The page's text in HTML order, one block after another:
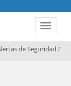
Toggle
de Seguridad /